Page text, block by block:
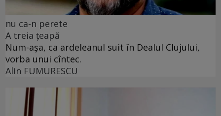
nu ca-n perete
A treia țeapă
Num-așa, ca ardeleanul suit în Dealul Clujului,
vorba unui cîntec.
Alin FUMURESCU